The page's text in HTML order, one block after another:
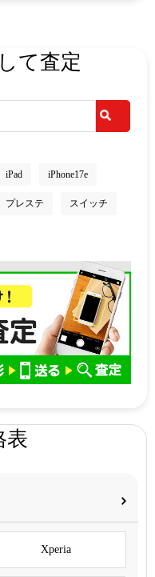
て査定
iPad iPhone17e
プレステ スイッチ
表
Xperia